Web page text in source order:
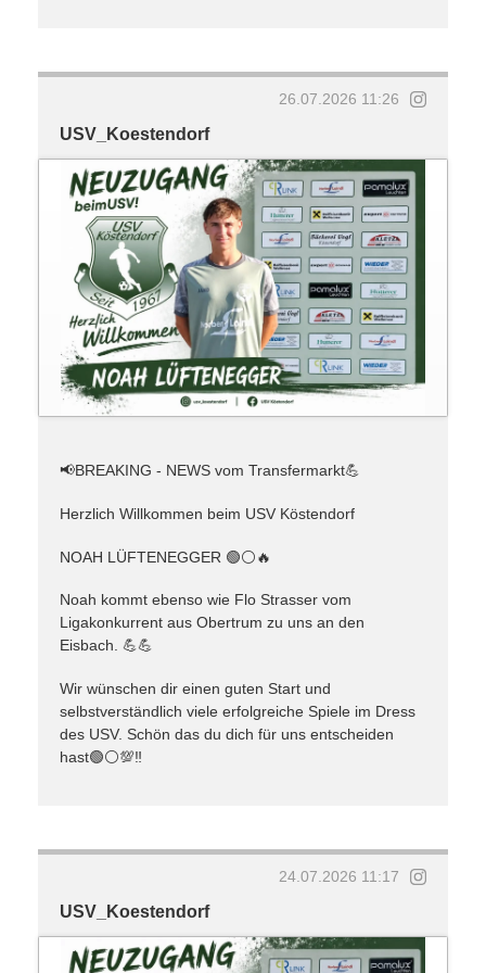
26.07.2026 11:26
USV_Koestendorf
📢BREAKING - NEWS vom Transfermarkt💪
Herzlich Willkommen beim USV Köstendorf
NOAH LÜFTENEGGER 🟢⚪️🔥
Noah kommt ebenso wie Flo Strasser vom
Ligakonkurrent aus Obertrum zu uns an den
Eisbach. 💪💪
Wir wünschen dir einen guten Start und
selbstverständlich viele erfolgreiche Spiele im Dress
des USV. Schön das du dich für uns entscheiden
hast🟢⚪️💯‼️
24.07.2026 11:17
USV_Koestendorf